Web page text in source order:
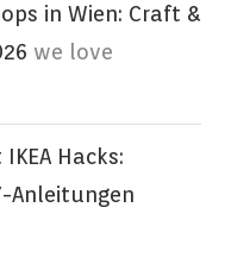
in Wien: Craft &
we love
Hacks:
Anleitungen